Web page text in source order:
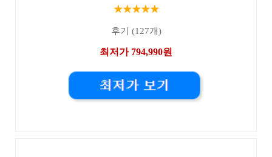
★★★★★
후기 (127개)
최저가 794,990원